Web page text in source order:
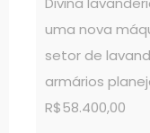
uma nova
setor de
armários
R$58.400,00